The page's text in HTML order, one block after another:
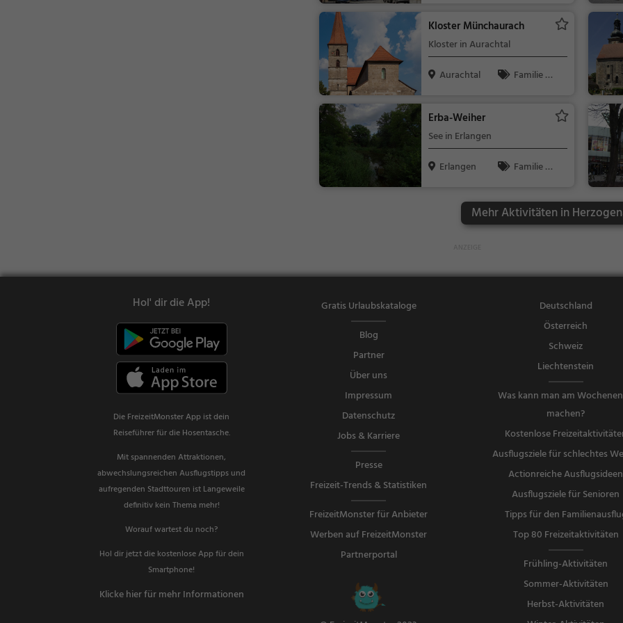
Kloster Münchaurach
Kloster in Aurachtal
Aurachtal
Familie &
Erba-Weiher
See in Erlangen
Erlangen
Familie &
r, See
Mehr Aktivitäten in
Hol' dir die App!
Die FreizeitMonster App ist dein
Reiseführer für die Hosentasche.
Mit spannenden Attraktionen,
abwechslungsreichen Ausflugstipps und
aufregenden Stadttouren ist Langeweile
definitiv kein Thema mehr!
Worauf wartest du noch?
Hol dir jetzt die kostenlose App für dein
Smartphone!
Klicke hier für mehr Informationen
Gratis Urlaubskataloge
Blog
Partner
Über uns
Impressum
Datenschutz
Jobs & Karriere
Presse
Freizeit-Trends & Statistiken
FreizeitMonster für Anbieter
Werben auf FreizeitMonster
Partnerportal
Deutschland
Österreich
Schweiz
Liechtenstein
Was kann man am
machen?
Kostenlose
Ausflugsziele für schlechtes
Actionreiche Ausflugsideen
Ausflugsziele für Senioren
Tipps für den
Top 80 Freizeitaktivitäten
Frühling-Aktivitäten
Sommer-Aktivitäten
Herbst-Aktivitäten